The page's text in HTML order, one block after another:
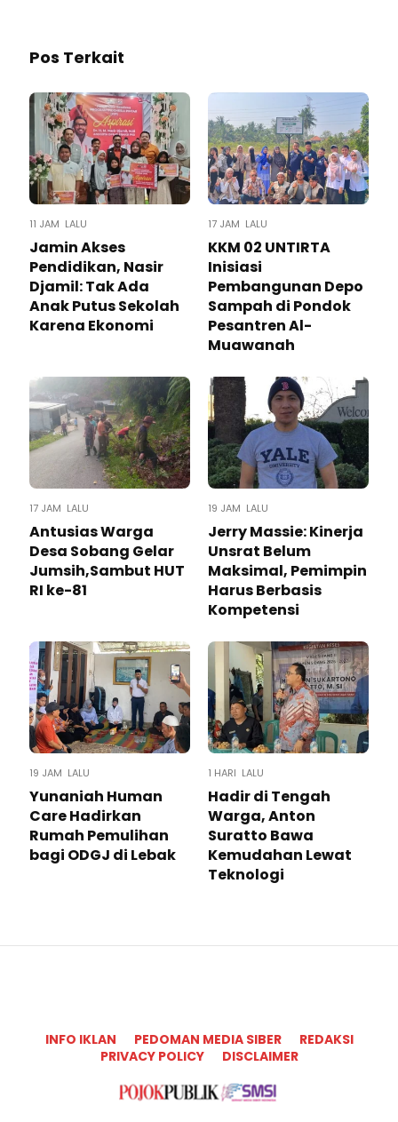
Pos Terkait
11 JAM LALU
Jamin Akses
Pendidikan, Nasir
Djamil: Tak Ada
Anak Putus Sekolah
Karena Ekonomi
17 JAM LALU
KKM 02 UNTIRTA
Inisiasi
Pembangunan Depo
Sampah di Pondok
Pesantren Al-
Muawanah
17 JAM LALU
Antusias Warga
Desa Sobang Gelar
Jumsih,Sambut HUT
RI ke-81
19 JAM LALU
Jerry Massie: Kinerja
Unsrat Belum
Maksimal, Pemimpin
Harus Berbasis
Kompetensi
19 JAM LALU
Yunaniah Human
Care Hadirkan
Rumah Pemulihan
bagi ODGJ di Lebak
1 HARI LALU
Hadir di Tengah
Warga, Anton
Suratto Bawa
Kemudahan Lewat
Teknologi ​
INFO IKLAN PEDOMAN MEDIA SIBER
REDAKSI
PRIVACY POLICY
DISCLAIMER